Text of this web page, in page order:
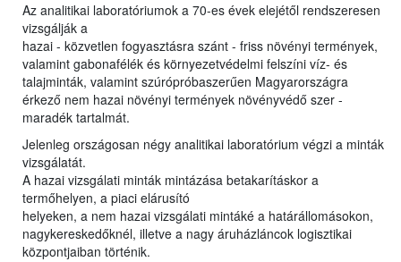
Az analitikai laboratóriumok a 70-es évek elejétől rendszeresen
vizsgálják a
hazai - közvetlen fogyasztásra szánt - friss növényi termények,
valamint gabonafélék és környezetvédelmi felszíni víz- és
talajminták, valamint szúrópróbaszerűen Magyarországra
érkező nem hazai növényi termények növényvédő szer -
maradék tartalmát.
Jelenleg országosan négy analitikai laboratórium végzi a minták
vizsgálatát.
A hazai vizsgálati minták mintázása betakarításkor a
termőhelyen, a piaci elárusító
helyeken, a nem hazai vizsgálati mintáké a határállomásokon,
nagykereskedőknél, illetve a nagy áruházláncok logisztikai
központjaiban történik.